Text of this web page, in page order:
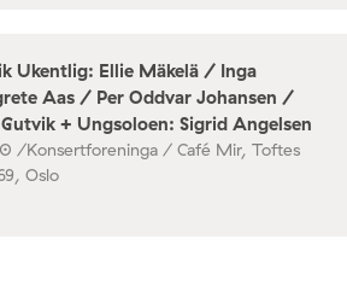
Ukentlig: Ellie Mäkelä / Inga
Aas / Per Oddvar Johansen /
+ Ungsoloen: Sigrid Angelsen
/Konsertforeninga / Café Mir, Toftes
Oslo